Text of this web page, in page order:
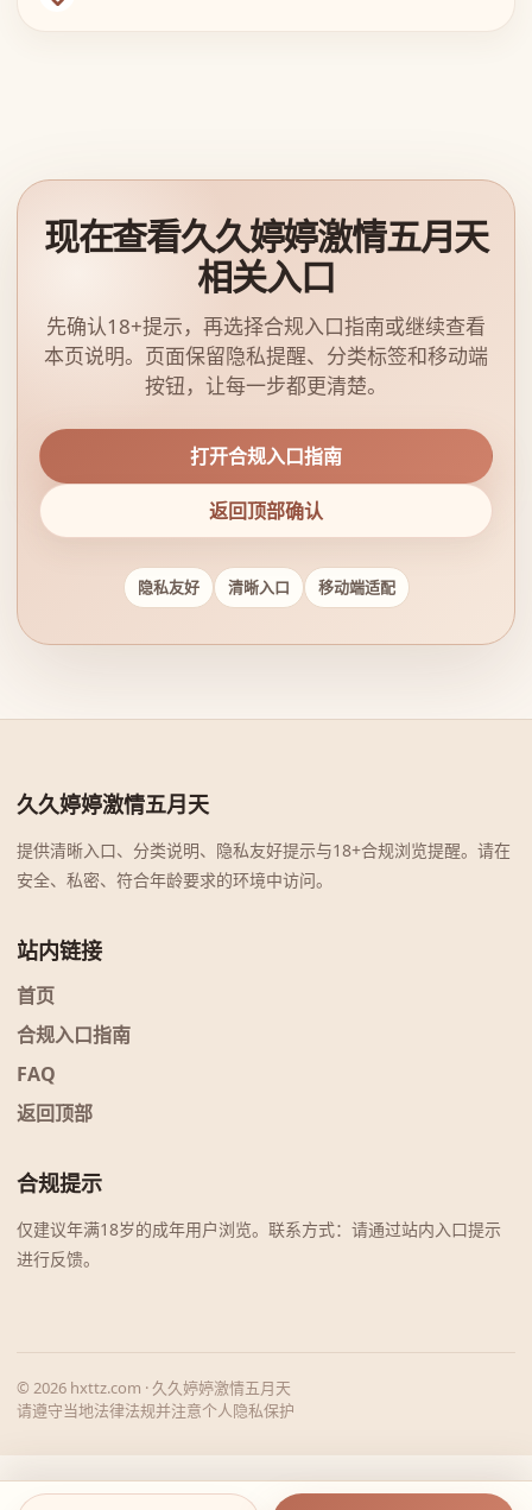
现在查看久久婷婷激情五月天
相关入口
先确认18+提示，再选择合规入口指南或继续查看
本页说明。页面保留隐私提醒、分类标签和移动端
按钮，让每一步都更清楚。
打开合规入口指南
返回顶部确认
隐私友好 清晰入口 移动端适配
久久婷婷激情五月天
提供清晰入口、分类说明、隐私友好提示与18+合规浏览提醒。请在
安全、私密、符合年龄要求的环境中访问。
站内链接
首页
合规入口指南
FAQ
返回顶部
合规提示
仅建议年满18岁的成年用户浏览。联系方式：请通过站内入口提示
进行反馈。
© 2026 hxttz.com · 久久婷婷激情五月天
请遵守当地法律法规并注意个人隐私保护